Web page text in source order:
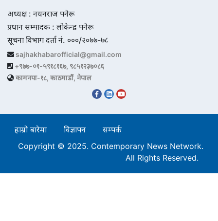
अध्यक्ष : नयनराज पनेरू
प्रधान सम्पादक : लोकेन्द्र पनेरू
सूचना विभाग दर्ता नं. ०००/२०७७-७८
sajhakhabarofficial@gmail.com
+९७७-०१-५९१८१६७, ९८५१२३७०८६
कामनपा-१८, काठमाडौं, नेपाल
हाम्रो बारेमा विज्ञापन
सम्पर्क
Copyright © 2025. Contemporary News Network.
All Rights Reserved.